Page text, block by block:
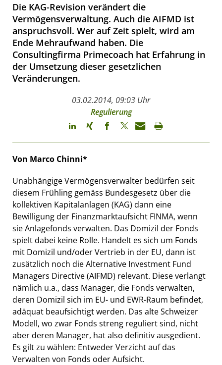
Die KAG-Revision verändert die
Vermögensverwaltung. Auch die AIFMD ist
anspruchsvoll. Wer auf Zeit spielt, wird am
Ende Mehraufwand haben. Die
Consultingfirma Primecoach hat Erfahrung in
der Umsetzung dieser gesetzlichen
Veränderungen.
03.02.2014, 09:03 Uhr
Regulierung
Von Marco Chinni*
Unabhängige Vermögensverwalter bedürfen seit
diesem Frühling gemäss Bundesgesetz über die
kollektiven Kapitalanlagen (KAG) dann eine
Bewilligung der Finanzmarktaufsicht FINMA, wenn
sie Anlagefonds verwalten. Das Domizil der Fonds
spielt dabei keine Rolle. Handelt es sich um Fonds
mit Domizil und/oder Vertrieb in der EU, dann ist
zusätzlich noch die Alternative Investment Fund
Managers Directive (AIFMD) relevant. Diese verlangt
nämlich u.a., dass Manager, die Fonds verwalten,
deren Domizil sich im EU- und EWR-Raum befindet,
adäquat beaufsichtigt werden. Das alte Schweizer
Modell, wo zwar Fonds streng reguliert sind, nicht
aber deren Manager, hat also definitiv ausgedient.
Es gilt zu wählen: Entweder Verzicht auf das
Verwalten von Fonds oder Aufsicht.